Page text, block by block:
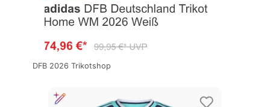
DFB 2026 Trikotshop